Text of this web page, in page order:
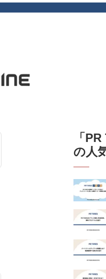
「PR
の人